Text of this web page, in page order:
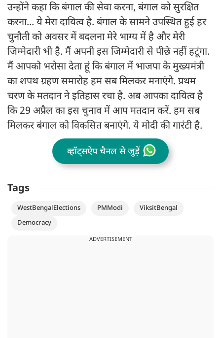
उन्होंने कहा कि बंगाल की सेवा करना, बंगाल को सुरक्षित
करना... ये मेरा दायित्व है. बंगाल के सामने उपस्थित हुई हर
चुनौती को अवसर में बदलना मेरे भाग्य में है और मेरी
जिम्मेदारी भी है. मैं अपनी इस जिम्मेदारी से पीछे नहीं हटूंगा.
मैं आपको भरोसा देता हूं कि बंगाल में भाजपा के मुख्यमंत्री
का शपथ ग्रहण समारोह हम सब मिलकर मनाएंगे. प्रथम
चरण के मतदान ने इतिहास रचा है. अब आपका दायित्व है
कि 29 अप्रैल का इस चुनाव में आप मतदान करें. हम सब
मिलकर बंगाल को विकसित बनाएंगे. ये मोदी की गारंटी है.
व्हॉट्सऐप चैनल से जुड़ें
Tags
WestBengalElections PMModi
ViksitBengal
Democracy
ADVERTISEMENT